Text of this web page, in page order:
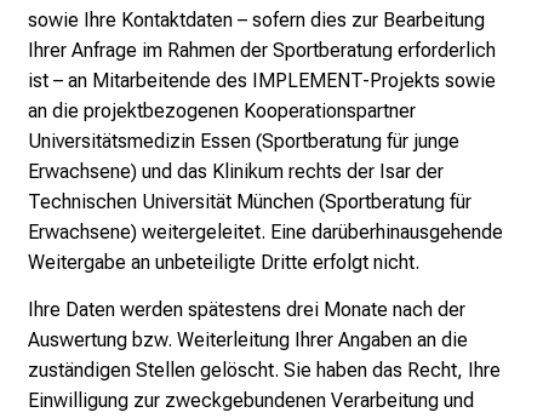
sowie Ihre Kontaktdaten – sofern dies zur Bearbeitung
Ihrer Anfrage im Rahmen der Sportberatung erforderlich
ist – an Mitarbeitende des IMPLEMENT-Projekts sowie
an die projektbezogenen Kooperationspartner
Universitätsmedizin Essen (Sportberatung für junge
Erwachsene) und das Klinikum rechts der Isar der
Technischen Universität München (Sportberatung für
Erwachsene) weitergeleitet. Eine darüberhinausgehende
Weitergabe an unbeteiligte Dritte erfolgt nicht.
Ihre Daten werden spätestens drei Monate nach der
Auswertung bzw. Weiterleitung Ihrer Angaben an die
zuständigen Stellen gelöscht. Sie haben das Recht, Ihre
Einwilligung zur zweckgebundenen Verarbeitung und